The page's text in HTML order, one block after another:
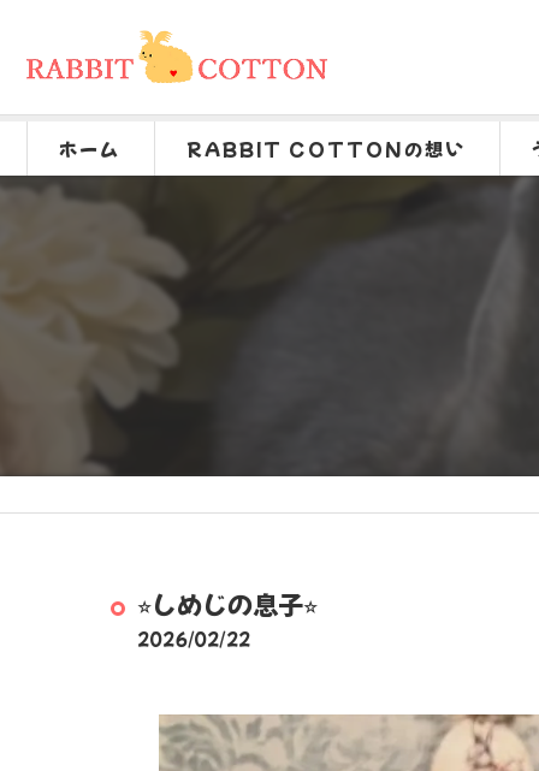
ホーム RABBIT COTTONの想い
⭐︎しめじの息子⭐︎
2026/02/22